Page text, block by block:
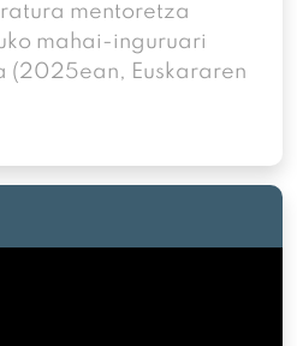
mentoretza
mahai-inguruari
(2025ean, Euskararen